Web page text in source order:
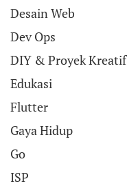
Desain Web
Dev Ops
DIY & Proyek Kreatif
Edukasi
Flutter
Gaya Hidup
Go
ISP